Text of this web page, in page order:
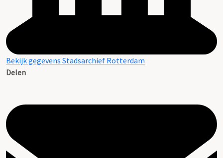
Bekijk gegevens Stadsarchief Rotterdam
Delen